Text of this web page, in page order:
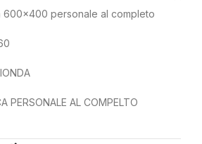
600×400 personale al completo
PERSONALE AL COMPELTO